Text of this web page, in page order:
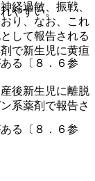
経過敏、振戦、
り、なお、これ
して報告される
で新生児に黄疸
後新生児に離脱
系薬剤で報告さ
やすい。
る〔８．６参
る〔８．６参